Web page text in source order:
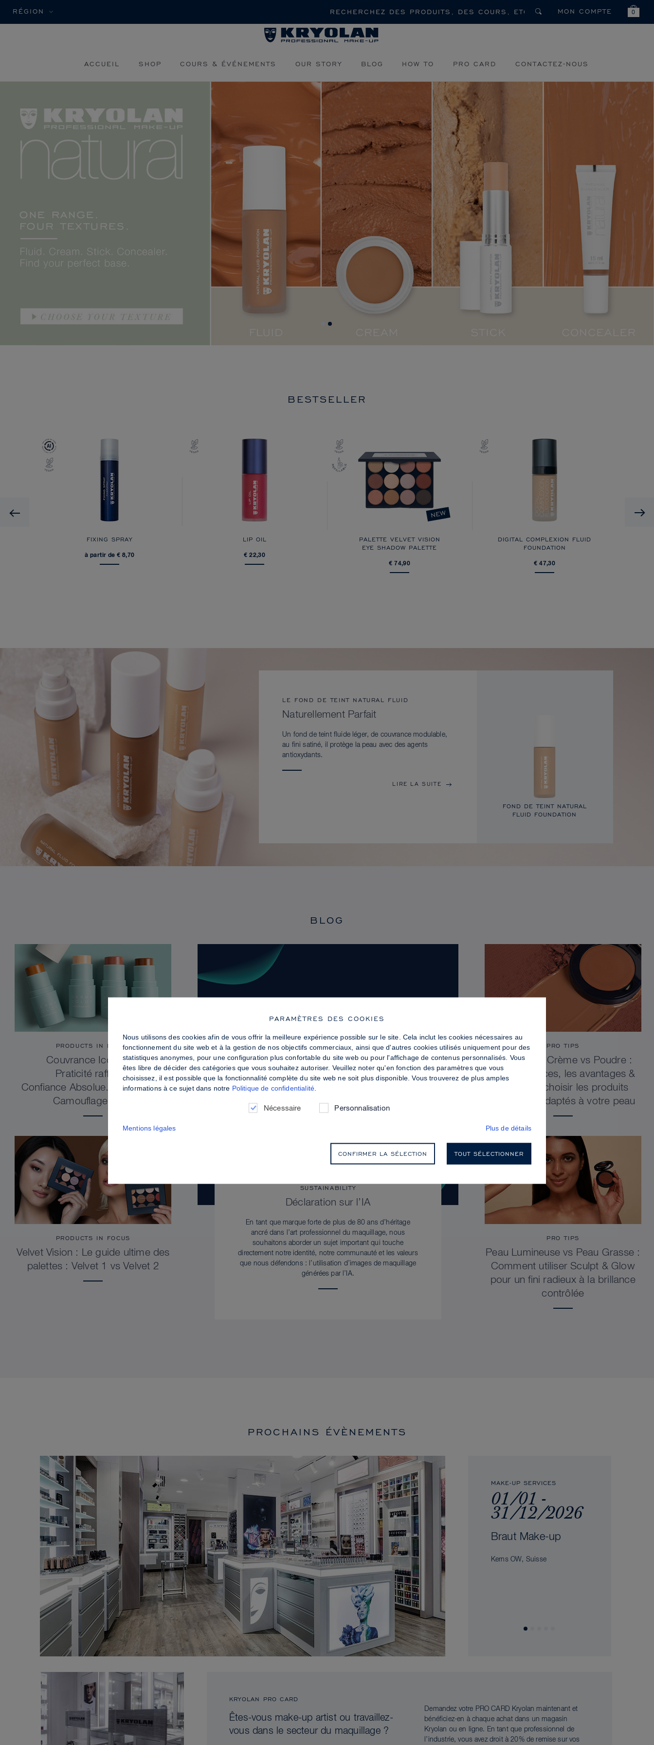
RÉGION Rechercher MON COMPTE 0
ACCUEIL SHOP COURS & ÉVÉNEMENTS OUR STORY BLOG HOW TO PRO CARD CONTACTEZ-NOUS
BESTSELLER
FIXING SPRAY
à partir de € 8,70
LIP OIL
€ 22,30
PALETTE VELVET VISION
EYE SHADOW PALETTE
€ 74,90
NEW
DIGITAL COMPLEXION FLUID
FOUNDATION
€ 47,30
LE FOND DE TEINT NATURAL FLUID
Naturellement Parfait
Un fond de teint fluide léger, de couvrance modulable,
au fini satiné, il protège la peau avec des agents
antioxydants.
LIRE LA SUITE
FOND DE TEINT NATURAL
FLUID FOUNDATION
BLOG
SUSTAINABILITY
Déclaration sur l’IA
En tant que marque forte de plus de 80 ans d’héritage
ancré dans l’art professionnel du maquillage, nous
souhaitons aborder un sujet important qui touche
directement notre identité, notre communauté et les valeurs
que nous défendons : l’utilisation d’images de maquillage
générées par l’IA.
PRODUCTS IN FOCUS
Couvrance Iconique.
Praticité raffinée.
Confiance Absolue. Dermacolor
Camouflage Stick
PRODUCTS IN FOCUS
Velvet Vision : Le guide ultime des
palettes : Velvet 1 vs Velvet 2
PRO TIPS
Contouring Crème vs Poudre :
Les différences, les avantages &
comment choisir les produits
sculptants adaptés à votre peau
PRO TIPS
Peau Lumineuse vs Peau Grasse :
Comment utiliser Sculpt & Glow
pour un fini radieux à la brillance
contrôlée
PROCHAINS ÉVÈNEMENTS
MAKE-UP SERVICES
01/01 -
31/12/2026
Braut Make-up
Kerns OW, Suisse
KRYOLAN PRO CARD
Êtes-vous make-up artist ou travaillez-
vous dans le secteur du maquillage ?
Demandez votre PRO CARD Kryolan maintenant et
bénéficiez-en à chaque achat dans un magasin
Kryolan ou en ligne. En tant que professionnel de
l’industrie, vous avez droit à 20% de remise sur vos
PARAMÈTRES DES COOKIES
Nous utilisons des cookies afin de vous offrir la meilleure expérience possible sur le site. Cela inclut les cookies nécessaires au
fonctionnement du site web et à la gestion de nos objectifs commerciaux, ainsi que d'autres cookies utilisés uniquement pour des
statistiques anonymes, pour une configuration plus confortable du site web ou pour l'affichage de contenus personnalisés. Vous
êtes libre de décider des catégories que vous souhaitez autoriser. Veuillez noter qu'en fonction des paramètres que vous
choisissez, il est possible que la fonctionnalité complète du site web ne soit plus disponible. Vous trouverez de plus amples
informations à ce sujet dans notre Politique de confidentialité
Nécessaire Personnalisation
Mentions légales Plus de détails
CONFIRMER LA SÉLECTION TOUT SÉLECTIONNER